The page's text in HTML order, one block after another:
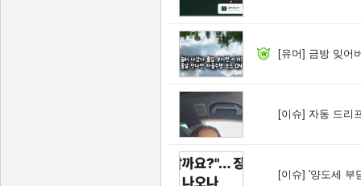
[유머] 금방 잊어
[이슈] 자동 드리
[이슈] '양도세 부담